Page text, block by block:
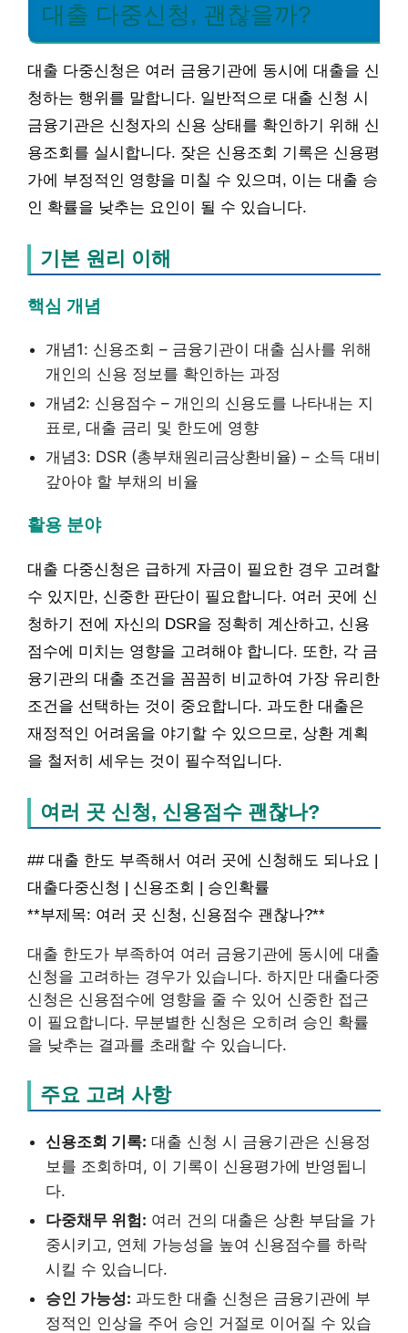
대출 다중신청, 괜찮을까?
대출 다중신청은 여러 금융기관에 동시에 대출을 신
청하는 행위를 말합니다. 일반적으로 대출 신청 시
금융기관은 신청자의 신용 상태를 확인하기 위해 신
용조회를 실시합니다. 잦은 신용조회 기록은 신용평
가에 부정적인 영향을 미칠 수 있으며, 이는 대출 승
인 확률을 낮추는 요인이 될 수 있습니다.
기본 원리 이해
핵심 개념
개념1: 신용조회 – 금융기관이 대출 심사를 위해
개인의 신용 정보를 확인하는 과정
개념2: 신용점수 – 개인의 신용도를 나타내는 지
표로, 대출 금리 및 한도에 영향
개념3: DSR (총부채원리금상환비율) – 소득 대비
갚아야 할 부채의 비율
활용 분야
대출 다중신청은 급하게 자금이 필요한 경우 고려할
수 있지만, 신중한 판단이 필요합니다. 여러 곳에 신
청하기 전에 자신의 DSR을 정확히 계산하고, 신용
점수에 미치는 영향을 고려해야 합니다. 또한, 각 금
융기관의 대출 조건을 꼼꼼히 비교하여 가장 유리한
조건을 선택하는 것이 중요합니다. 과도한 대출은
재정적인 어려움을 야기할 수 있으므로, 상환 계획
을 철저히 세우는 것이 필수적입니다.
여러 곳 신청, 신용점수 괜찮나?
## 대출 한도 부족해서 여러 곳에 신청해도 되나요 |
대출다중신청 | 신용조회 | 승인확률
**부제목: 여러 곳 신청, 신용점수 괜찮나?**
대출 한도가 부족하여 여러 금융기관에 동시에 대출
신청을 고려하는 경우가 있습니다. 하지만 대출다중
신청은 신용점수에 영향을 줄 수 있어 신중한 접근
이 필요합니다. 무분별한 신청은 오히려 승인 확률
을 낮추는 결과를 초래할 수 있습니다.
주요 고려 사항
신용조회 기록: 대출 신청 시 금융기관은 신용정
보를 조회하며, 이 기록이 신용평가에 반영됩니
다.
다중채무 위험: 여러 건의 대출은 상환 부담을 가
중시키고, 연체 가능성을 높여 신용점수를 하락
시킬 수 있습니다.
승인 가능성: 과도한 대출 신청은 금융기관에 부
정적인 인상을 주어 승인 거절로 이어질 수 있습